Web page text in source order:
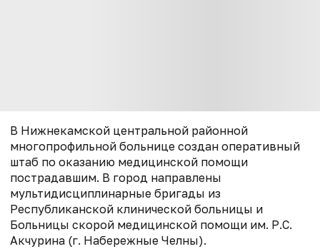
В Нижнекамской центральной районной
многопрофильной больнице создан оперативный
штаб по оказанию медицинской помощи
пострадавшим. В город направлены
мультидисциплинарные бригады из
Республиканской клинической больницы и
Больницы скорой медицинской помощи им. Р.С.
Акчурина (г. Набережные Челны).